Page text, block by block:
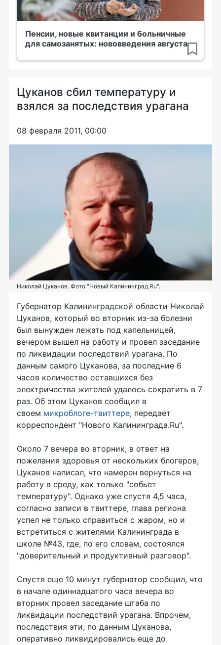
Пенсии, новые квитанции и больничные
для самозанятых: нововведения августа
Цуканов сбил температуру и
взялся за последствия урагана
08 февраля 2011, 00:00
Николай Цуканов. Фото "Новый Калининград.Ru".
Губернатор Калининградской области Николай
Цуканов, который во вторник из-за болезни
был вынужден лежать под капельницей,
вечером вышел на работу и провел заседание
по ликвидации последствий урагана. По
данным самого Цуканова, за последние 6
часов количество оставшихся без
электричества жителей удалось сократить в 7
раз. Об этом Цуканов сообщил в
своем микроблоге-твиттере, передает
корреспондент "Нового Калининграда.Ru".
Около 7 вечера во вторник, в ответ на
пожелания здоровья от нескольких блогеров,
Цуканов написал, что намерен вернуться на
работу в среду, как только "собьет
температуру". Однако уже спустя 4,5 часа,
согласно записи в твиттере, глава региона
успел не только справиться с жаром, но и
встретиться с жителями Калининграда в
школе №43, где, по его словам, состоялся
"доверительный и продуктивный разговор".
Спустя еще 10 минут губернатор сообщил, что
в начале одиннадцатого часа вечера во
вторник провел заседание штаба по
ликвидации последствий урагана. Впрочем,
последствия эти, по данным Цуканова,
оперативно ликвидировались еще до